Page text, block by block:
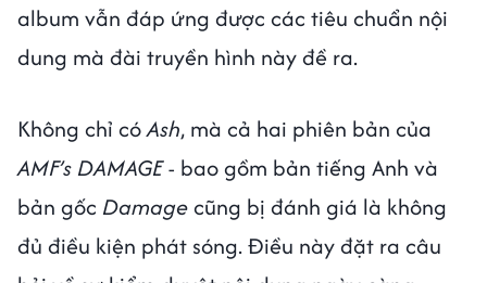
album vẫn đáp ứng được các tiêu chuẩn nội
dung mà đài truyền hình này đề ra.
Không chỉ cóAsh, mà cả hai phiên bản của
AMF’s DAMAGE- bao gồm bản tiếng Anh và
bản gốc Damagecũng bị đánh giá là không
đủ điều kiện phát sóng. Điều này đặt ra câu